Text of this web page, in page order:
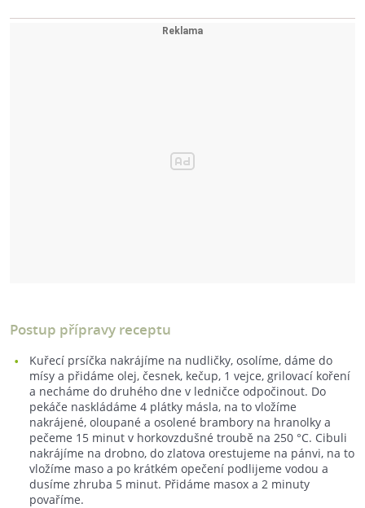
Postup přípravy receptu
Kuřecí prsíčka nakrájíme na nudličky, osolíme, dáme do
mísy a přidáme olej, česnek, kečup, 1 vejce, grilovací koření
a necháme do druhého dne v ledničce odpočinout. Do
pekáče naskládáme 4 plátky másla, na to vložíme
nakrájené, oloupané a osolené brambory na hranolky a
pečeme 15 minut v horkovzdušné troubě na 250 °C. Cibuli
nakrájíme na drobno, do zlatova orestujeme na pánvi, na to
vložíme maso a po krátkém opečení podlijeme vodou a
dusíme zhruba 5 minut. Přidáme masox a 2 minuty
povaříme.